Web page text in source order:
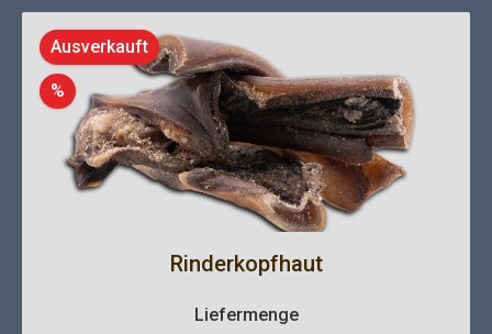
Ausverkauft
% Rabatt
Rinderkopfhaut
Liefermengeauswählen